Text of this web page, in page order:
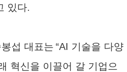
있다.
섭 대표는 “AI 기술을 다양
혁신을 이끌어 갈 기업으